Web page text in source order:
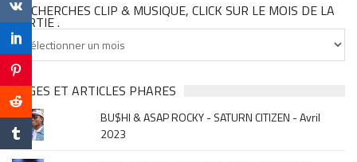
TU CHERCHES CLIP & MUSIQUE, CLICK SUR LE MOIS DE LA
SORTIE .
Tu
cherches
clip
&
musique,
click
sur
le
PAGES ET ARTICLES PHARES
BU$HI & ASAP ROCKY - SATURN CITIZEN - Avril
2023